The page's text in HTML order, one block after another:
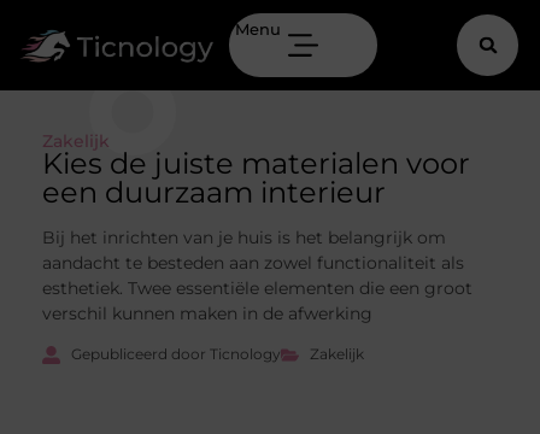
Menu
Zakelijk
Kies de juiste materialen voor
een duurzaam interieur
Bij het inrichten van je huis is het belangrijk om
aandacht te besteden aan zowel functionaliteit als
esthetiek. Twee essentiële elementen die een groot
verschil kunnen maken in de afwerking
Gepubliceerd door Ticnology Zakelijk